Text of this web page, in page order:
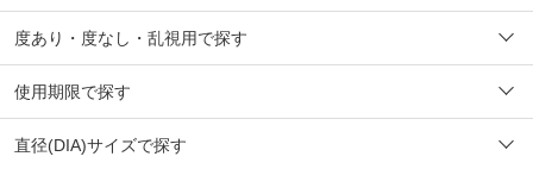
度あり・度なし・乱視用で探す
使用期限で探す
直径(DIA)サイズで探す